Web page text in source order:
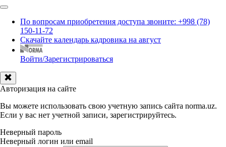
По вопросам приобретения доступа звоните: +998 (78)
150-11-72
Скачайте календарь кадровика на август
Войти/Зарегистрироваться
Авторизация на сайте
Вы можете использовать свою учетную запись сайта norma.uz.
Если у вас нет учетной записи, зарегистрируйтесь.
Неверный пароль
Неверный логин или email